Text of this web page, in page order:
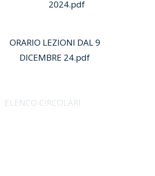
2024.pdf
SCARICA
ORARIO LEZIONI DAL 9
DICEMBRE 24.pdf
ELENCO CIRCOLARI